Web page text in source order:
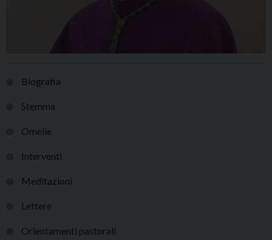
Biografia
Stemma
Omelie
Interventi
Meditazioni
Lettere
Orientamenti pastorali